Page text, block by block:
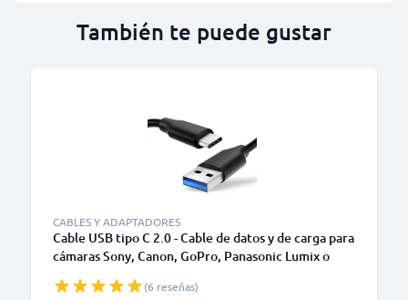
También te puede gustar
CABLES Y ADAPTADORES
Cable USB tipo C 2.0 - Cable de datos y de carga para
cámaras Sony, Canon, GoPro, Panasonic Lumix o
cargador USB tipo C(6 reseñas)